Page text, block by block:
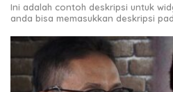
Ini adalah contoh deskripsi untuk
anda bisa memasukkan deskripsi